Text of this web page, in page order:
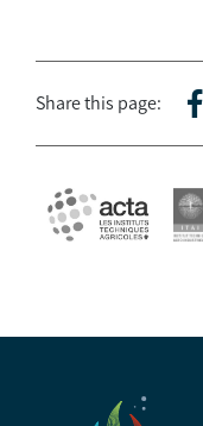
Share this page: